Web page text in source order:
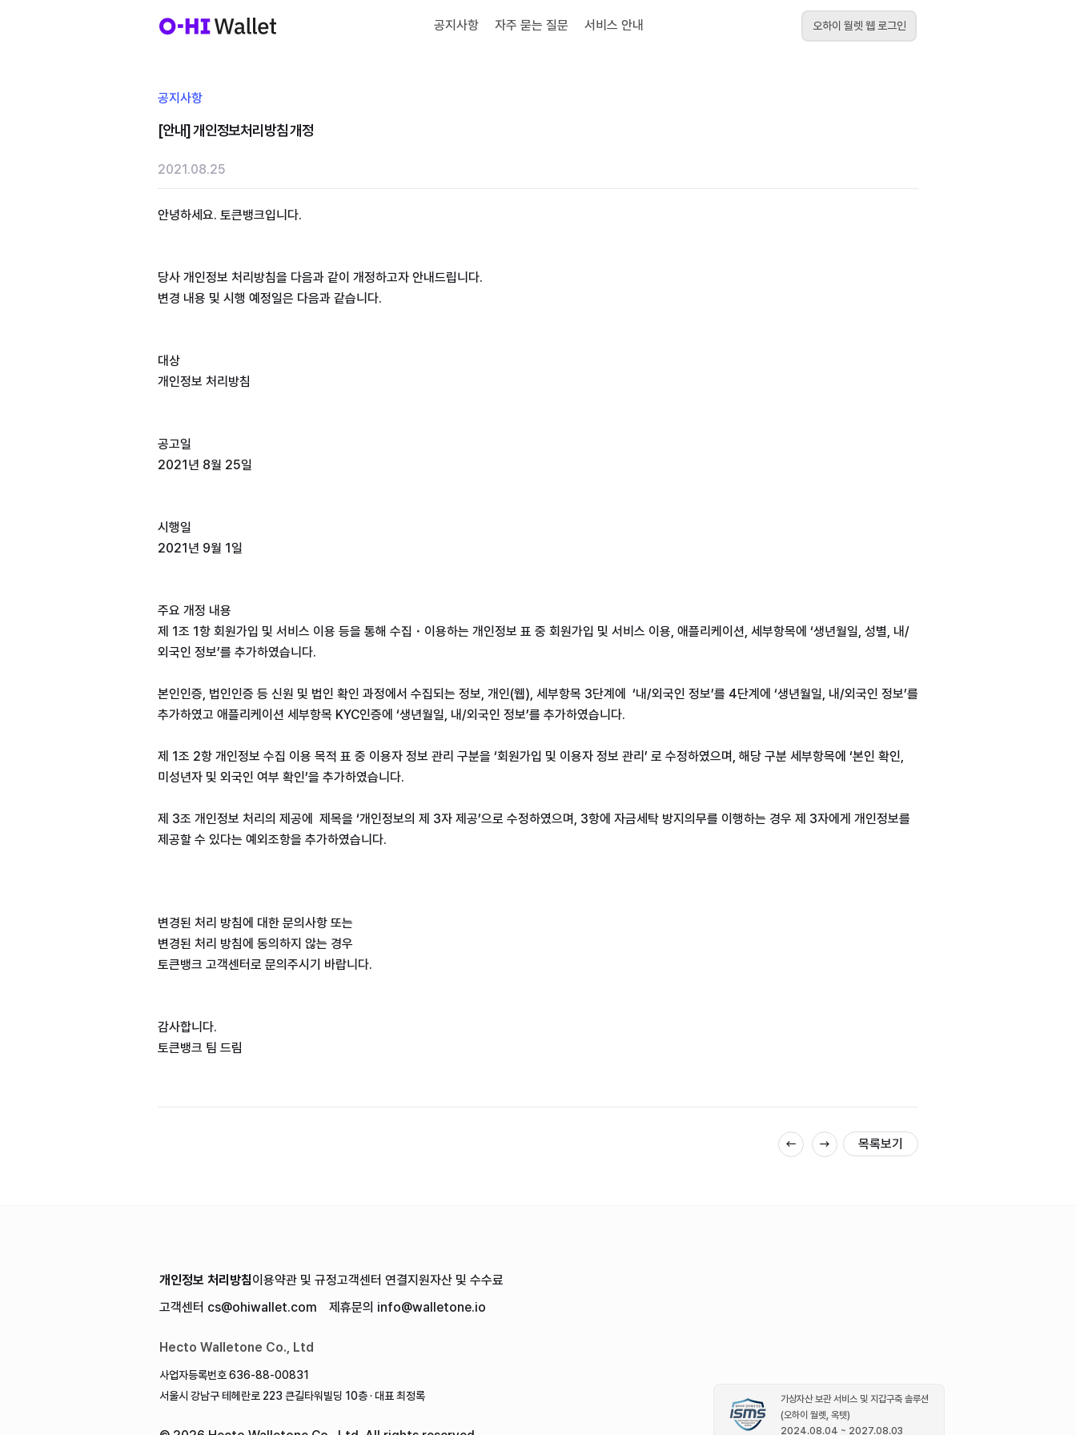
공지사항 자주 묻는 질문 서비스 안내 오하이 월렛 웹 로그인
공지사항
[안내] 개인정보처리방침 개정
2021.08.25
안녕하세요. 토큰뱅크입니다.
당사 개인정보 처리방침을 다음과 같이 개정하고자 안내드립니다.
변경 내용 및 시행 예정일은 다음과 같습니다.
대상
개인정보 처리방침
공고일
2021년 8월 25일
시행일
2021년 9월 1일
주요 개정 내용
제 1조 1항 회원가입 및 서비스 이용 등을 통해 수집・이용하는 개인정보 표 중 회원가입 및 서비스 이용, 애플리케이션, 세부항목에 ‘생년월일, 성별, 내/
외국인 정보’를 추가하였습니다.
본인인증, 법인인증 등 신원 및 법인 확인 과정에서 수집되는 정보, 개인(웹), 세부항목 3단계에  ‘내/외국인 정보’를 4단계에 ‘생년월일, 내/외국인 정보’를
추가하였고 애플리케이션 세부항목 KYC인증에 ‘생년월일, 내/외국인 정보’를 추가하였습니다.
제 1조 2항 개인정보 수집 이용 목적 표 중 이용자 정보 관리 구분을 ‘회원가입 및 이용자 정보 관리’ 로 수정하였으며, 해당 구분 세부항목에 ‘본인 확인,
미성년자 및 외국인 여부 확인’을 추가하였습니다.
제 3조 개인정보 처리의 제공에  제목을 ‘개인정보의 제 3자 제공’으로 수정하였으며, 3항에 자금세탁 방지의무를 이행하는 경우 제 3자에게 개인정보를
제공할 수 있다는 예외조항을 추가하였습니다.
변경된 처리 방침에 대한 문의사항 또는
변경된 처리 방침에 동의하지 않는 경우
토큰뱅크 고객센터로 문의주시기 바랍니다.
감사합니다.
토큰뱅크 팀 드림
목록보기
개인정보 처리방침이용약관 및 규정고객센터 연결지원자산 및 수수료
고객센터 cs@ohiwallet.com 제휴문의 info@walletone.io
Hecto Walletone Co., Ltd
사업자등록번호 636-88-00831
서울시 강남구 테헤란로 223 큰길타워빌딩 10층 · 대표 최정록
가상자산 보관 서비스 및 지갑구축 솔루션
(오하이 월렛, 옥텟)
2024.08.04 ~ 2027.08.03